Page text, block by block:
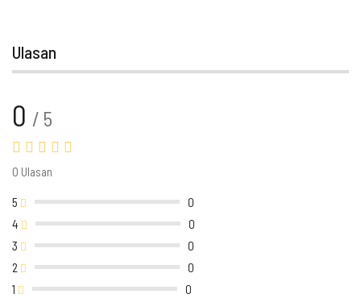
Ulasan
0 / 5
0 Ulasan
5
0
4
0
3
0
2
0
1
0